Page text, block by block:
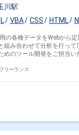
川駅
VBA CSS HTML
各種データをWebから定期
合わせて分析を行って頂きます
ツール開発をご担当いただい
リーランス